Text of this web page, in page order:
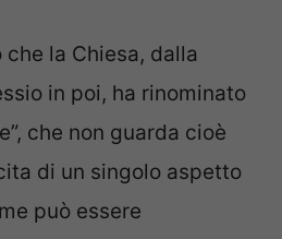
la Chiesa, dalla
in poi, ha rinominato
che non guarda cioè
di un singolo aspetto
può essere